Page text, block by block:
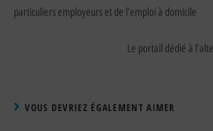
particuliers employeurs et de l’emploi à domicile
Le portail dédié à
VOUS DEVRIEZ ÉGALEMENT AIMER